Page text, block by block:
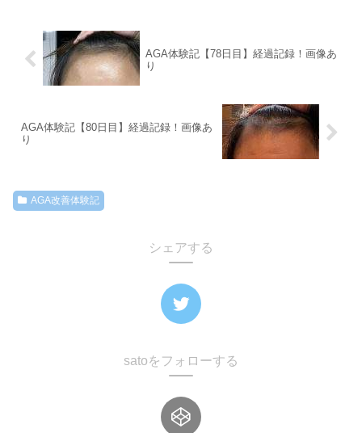
AGA体験記【78日目】経過記録！画像あ
り
AGA体験記【80日目】経過記録！画像あ
り
AGA改善体験記
シェアする
satoをフォローする